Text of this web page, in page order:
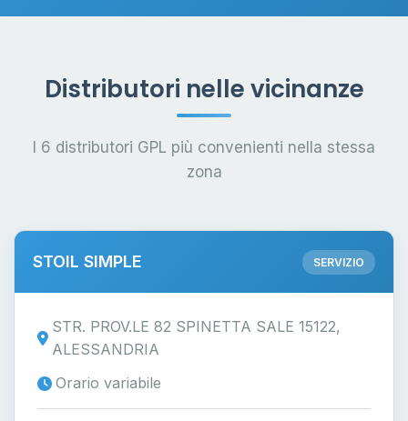
Distributori nelle vicinanze
I 6 distributori GPL più convenienti nella stessa
zona
STOIL SIMPLE SERVIZIO
STR. PROV.LE 82 SPINETTA SALE 15122,
ALESSANDRIA
Orario variabile